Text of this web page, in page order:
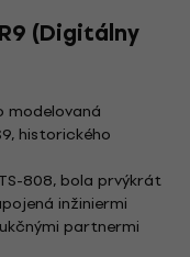
(Digitálny
modelovaná
historického
808, bola prvýkrát
inžiniermi
partnermi